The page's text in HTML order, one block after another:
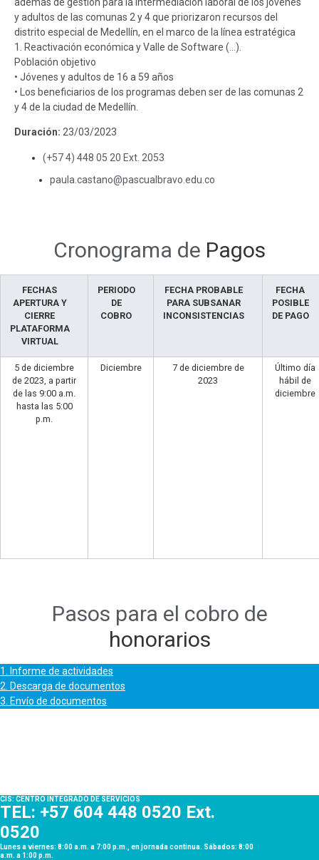
y adultos de las comunas 2 y 4 que priorizaron recursos del
distrito especial de Medellín, en el marco de la línea estratégica
1. Reactivación económica y Valle de Software (…).
Población objetivo
• Jóvenes y adultos de 16 a 59 años
• Los beneficiarios de los programas deben ser de las comunas 2
y 4 de la ciudad de Medellín.
Duración: 23/03/2023
(+57 4) 448 05 20 Ext. 2053
paula.castano@pascualbravo.edu.co
Cronograma de Pagos
FECHAS
APERTURA Y
CIERRE
PLATAFORMA
VIRTUAL
PERIODO
DE
COBRO
FECHA PROBABLE
PARA SUBSANAR
INCONSISTENCIAS
FECHA
POSIBLE
DE PAGO
5 de diciembre
de 2023, a partir
de las 9:00 a.m.
hasta las 5:00
p.m.
Diciembre
7 de diciembre de
2023
Último día
hábil de
diciembre
Pasos para el cobro de
honorarios
1. Informe de actividades
2. Descarga de documentos
3. Envío de documentos
CIS: CENTRO INTEGRADO DE SERVICIOS
TEL: +57 604 448 0520 Ext.
0520
Lunes a viernes: 8:00 a.m. a 7:00 p.m., en jornada continua. Sábados: 8:00
a.m. a 1:00 p.m.